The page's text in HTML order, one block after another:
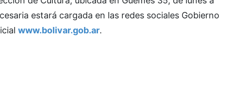
estará cargada en las redes sociales Gobierno
www.bolivar.gob.ar.